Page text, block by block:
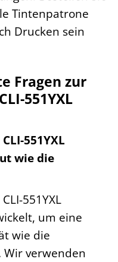
Tintenpatrone
Drucken sein
Fragen zur
551YXL
551YXL
wie die
551YXL
um eine
wie die
verwenden